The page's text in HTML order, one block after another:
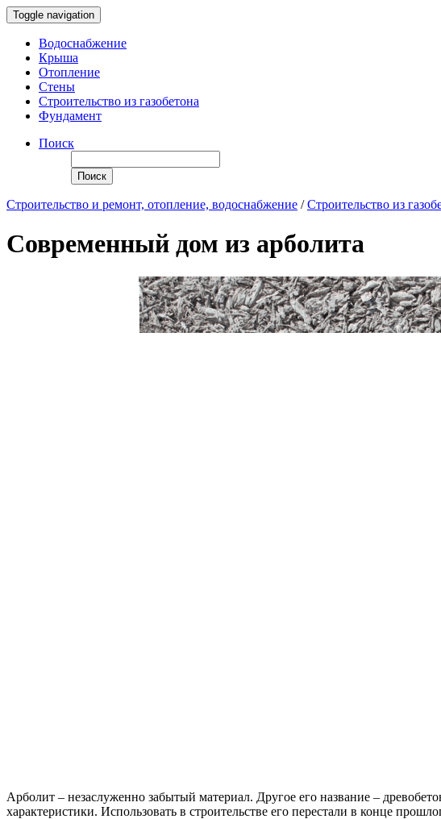
Toggle navigation
Водоснабжение
Крыша
Отопление
Стены
Строительство из газобетона
Фундамент
Поиск
Поиск
Строительство и ремонт, отопление, водоснабжение /Строительство из
Современный дом из арболита
Арболит – незаслуженно забытый материал. Другое его название –
характеристики. Использовать в строительстве его перестали в конце